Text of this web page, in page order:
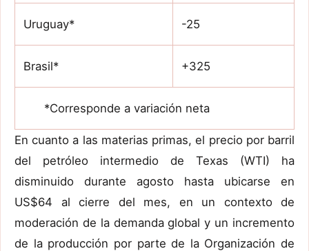
Uruguay* -25
Brasil* +325
*Corresponde a variación neta
En cuanto a las materias primas, el precio por barril
del petróleo intermedio de Texas (WTI) ha
disminuido durante agosto hasta ubicarse en
US$64 al cierre del mes, en un contexto de
moderación de la demanda global y un incremento
de la producción por parte de la Organización de